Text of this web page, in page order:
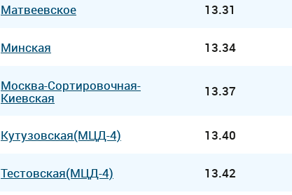
Матвеевское 13.31
Минская 13.34
Москва-Сортировочная-
Киевская 13.37
Кутузовская(МЦД-4) 13.40
Тестовская(МЦД-4) 13.42